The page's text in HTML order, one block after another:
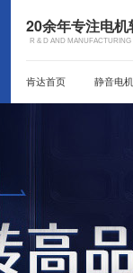
20余年专注电
R & D AND MANUFACTURING
肯达首页 静音电